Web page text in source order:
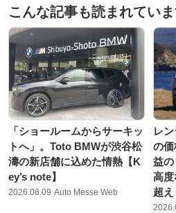
こんな記事も読まれてい
「ショールームからサーキッ
トへ」。Toto BMWが渋谷松
濤の新店舗に込めた情熱【K
ey’s note】
2026.08.09 Auto Messe Web
レ
の
益
高度
超え